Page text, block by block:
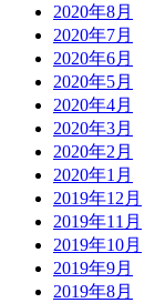
2020年8月
2020年7月
2020年6月
2020年5月
2020年4月
2020年3月
2020年2月
2020年1月
2019年12月
2019年11月
2019年10月
2019年9月
2019年8月